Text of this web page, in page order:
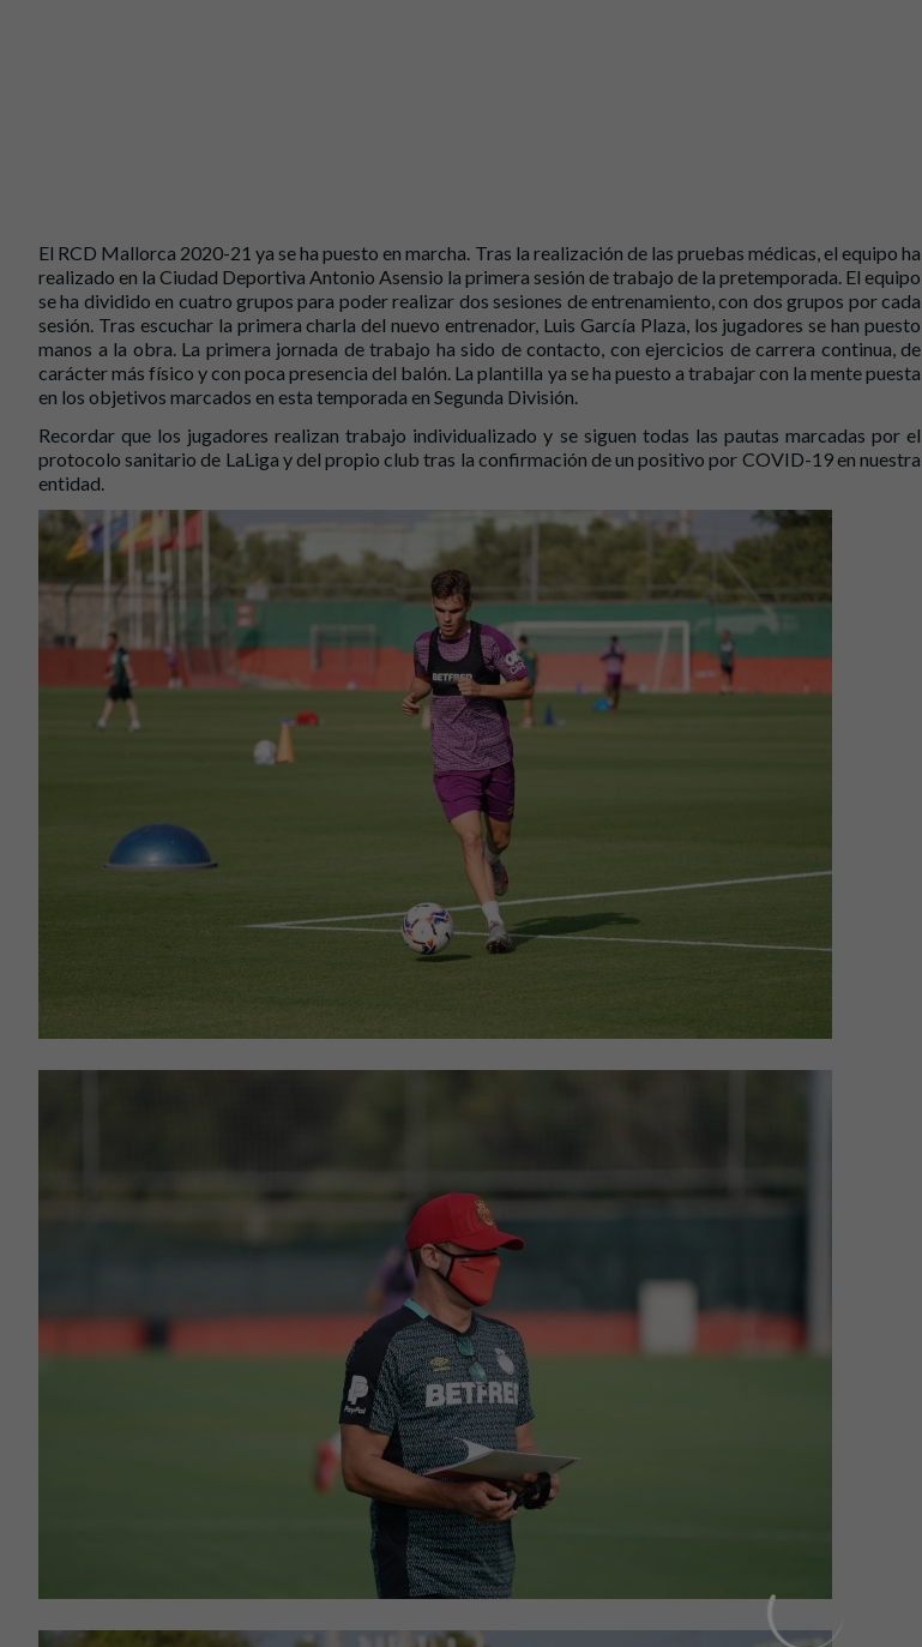
El RCD Mallorca 2020-21 ya se ha puesto en marcha. Tras la realización de las pruebas médicas, el equipo ha
realizado en la Ciudad Deportiva Antonio Asensio la primera sesión de trabajo de la pretemporada. El equipo
se ha dividido en cuatro grupos para poder realizar dos sesiones de entrenamiento, con dos grupos por cada
sesión. Tras escuchar la primera charla del nuevo entrenador, Luis García Plaza, los jugadores se han puesto
manos a la obra. La primera jornada de trabajo ha sido de contacto, con ejercicios de carrera continua, de
carácter más físico y con poca presencia del balón. La plantilla ya se ha puesto a trabajar con la mente puesta
en los objetivos marcados en esta temporada en Segunda División.
Recordar que los jugadores realizan trabajo individualizado y se siguen todas las pautas marcadas por el
protocolo sanitario de LaLiga y del propio club tras la confirmación de un positivo por COVID-19 en nuestra
entidad.